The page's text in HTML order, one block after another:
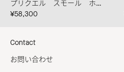
プリクエル スモール ホワイト
¥58,300
Contact
お問い合わせ